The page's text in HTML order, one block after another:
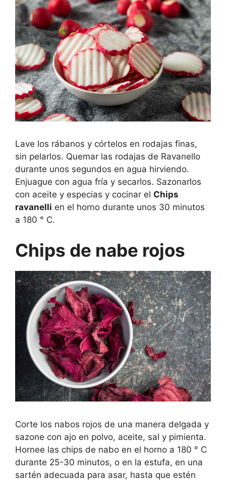
Lave los rábanos y córtelos en rodajas finas,
sin pelarlos. Quemar las rodajas de Ravanello
durante unos segundos en agua hirviendo.
Enjuague con agua fría y secarlos. Sazonarlos
con aceite y especias y cocinar el Chips
ravanelli en el horno durante unos 30 minutos
a 180 ° C.
Chips de nabe rojos
Corte los nabos rojos de una manera delgada y
sazone con ajo en polvo, aceite, sal y pimienta.
Hornee las chips de nabo en el horno a 180 ° C
durante 25-30 minutos, o en la estufa, en una
sartén adecuada para asar, hasta que estén